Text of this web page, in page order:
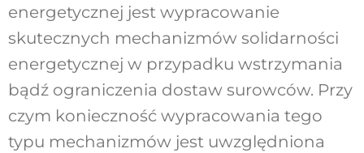
energetycznej jest wypracowanie
skutecznych mechanizmów solidarności
energetycznej w przypadku wstrzymania
bądź ograniczenia dostaw surowców. Przy
czym konieczność wypracowania tego
typu mechanizmów jest uwzględniona